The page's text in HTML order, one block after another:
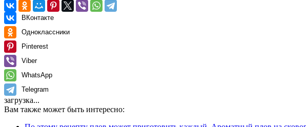
ВКонтакте
Одноклассники
Pinterest
Viber
WhatsApp
Telegram
загрузка...
Вам также может быть интересно: